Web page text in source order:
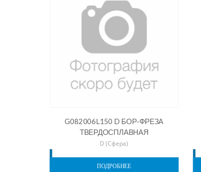
G082006L150 D БОР-ФРЕЗА
ТВЕРДОСПЛАВНАЯ
D (Сфера)
ПОДРОБНЕЕ